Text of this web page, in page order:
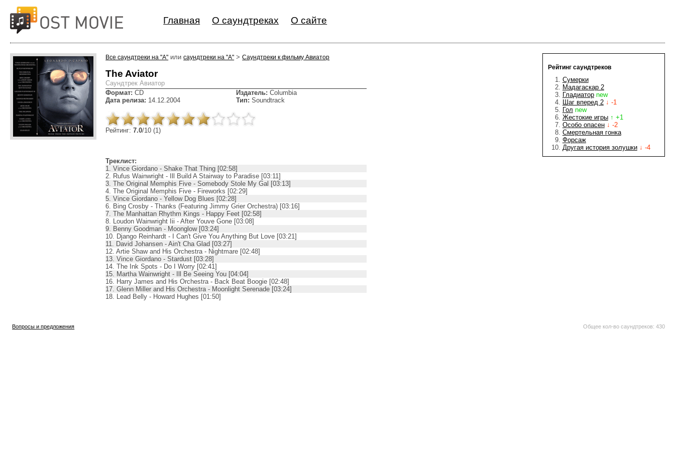
Главная О саундтреках О сайте
Рейтинг саундтреков
Сумерки
Мадагаскар 2
Гладиатор new
Шаг вперед 2 ↓ -1
Гол new
Жестокие игры ↑ +1
Особо опасен ↓ -2
Смертельная гонка
Форсаж
Другая история золушки ↓ -4
Все саундтреки на "A" илисаундтреки на "А" >Саундтреки к фильму Авиатор
The Aviator
Cаундтрек Авиатор
Формат: CD Издатель: Columbia
Дата релиза: 14.12.2004 Тип: Soundtrack
Рейтинг:7.0/10 (1)
Треклист:
1. Vince Giordano - Shake That Thing [02:58]
2. Rufus Wainwright - Ill Build A Stairway to Paradise [03:11]
3. The Original Memphis Five - Somebody Stole My Gal [03:13]
4. The Original Memphis Five - Fireworks [02:29]
5. Vince Giordano - Yellow Dog Blues [02:28]
6. Bing Crosby - Thanks (Featuring Jimmy Grier Orchestra) [03:16]
7. The Manhattan Rhythm Kings - Happy Feet [02:58]
8. Loudon Wainwright Iii - After Youve Gone [03:08]
9. Benny Goodman - Moonglow [03:24]
10. Django Reinhardt - I Can't Give You Anything But Love [03:21]
11. David Johansen - Ain't Cha Glad [03:27]
12. Artie Shaw and His Orchestra - Nightmare [02:48]
13. Vince Giordano - Stardust [03:28]
14. The Ink Spots - Do I Worry [02:41]
15. Martha Wainwright - Ill Be Seeing You [04:04]
16. Harry James and His Orchestra - Back Beat Boogie [02:48]
17. Glenn Miller and His Orchestra - Moonlight Serenade [03:24]
18. Lead Belly - Howard Hughes [01:50]
Общее кол-во саундтреков: 430
Вопросы и предложения